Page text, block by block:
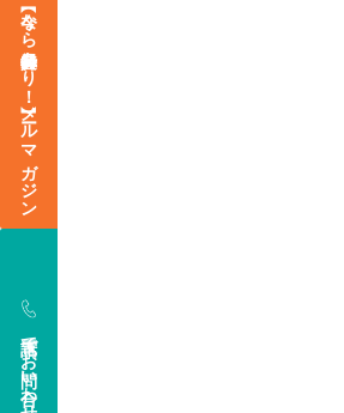
【今なら登録特典あり！】メールマガジン
電話でお問い合わせ